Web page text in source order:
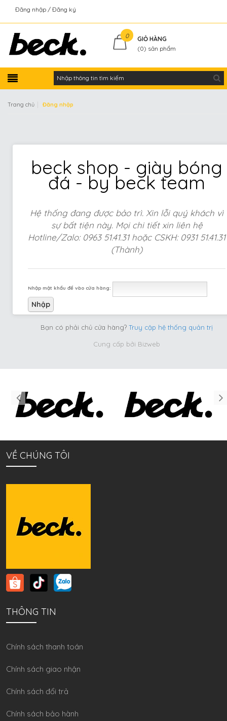
Đăng nhập Đăng ký
0
GIỎ HÀNG
(0) sản phẩm
Trang chủ Đăng nhập
beck shop - giày bóng
đá - by beck team
Hệ thống đang được bảo trì. Xin lỗi quý khách vì
sự bất tiện này. Mọi chi tiết xin liên hệ
Hotline/Zalo: 0963 51.41.31 hoặc CSKH: 0931 51.41.31
(Thành)
Nhập mật khẩu để vào cửa hàng:
Bạn có phải chủ cửa hàng? Truy cập hệ thống quản trị
Cung cấp bởi Bizweb
VỀ CHÚNG TÔI
THÔNG TIN
Chính sách thanh toán
Chính sách giao nhận
Chính sách đổi trả
Chính sách bảo hành